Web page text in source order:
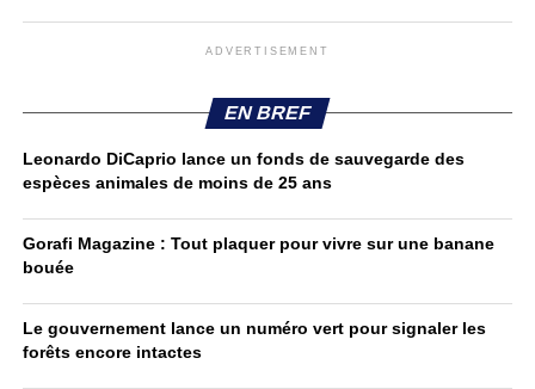
ADVERTISEMENT
EN BREF
Leonardo DiCaprio lance un fonds de sauvegarde des
espèces animales de moins de 25 ans
Gorafi Magazine : Tout plaquer pour vivre sur une banane
bouée
Le gouvernement lance un numéro vert pour signaler les
forêts encore intactes